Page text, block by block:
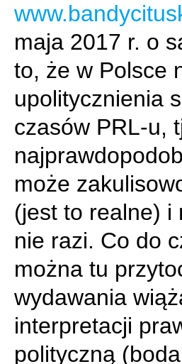
maja 2017 r. o
to, że w Polsce
upolitycznienia
czasów PRL-u,
może
(jest to realne) i
nie razi. Co do
można tu
wydawania
interpretacji
polityczną